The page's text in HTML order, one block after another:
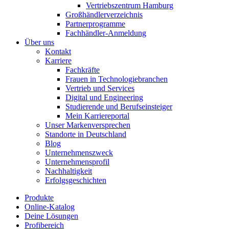
Vertriebszentrum Hamburg
Großhändlerverzeichnis
Partnerprogramme
Fachhändler-Anmeldung
Über uns
Kontakt
Karriere
Fachkräfte
Frauen in Technologiebranchen
Vertrieb und Services
Digital und Engineering
Studierende und Berufseinsteiger
Mein Karriereportal
Unser Markenversprechen
Standorte in Deutschland
Blog
Unternehmenszweck
Unternehmensprofil
Nachhaltigkeit
Erfolgsgeschichten
Produkte
Online-Katalog
Deine Lösungen
Profibereich